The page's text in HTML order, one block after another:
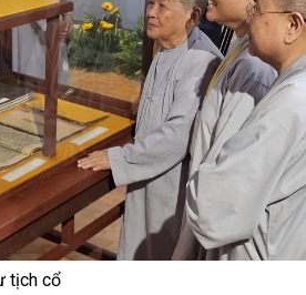
tịch cổ